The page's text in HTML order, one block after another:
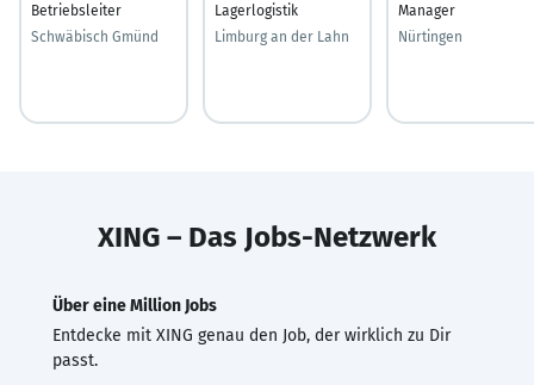
Betriebsleiter
Schwäbisch Gmünd
Lagerlogistik
Limburg an der Lahn
Manager
Nürtingen
XING – Das Jobs-Netzwerk
Über eine Million Jobs
Entdecke mit XING genau den Job, der wirklich zu Dir
passt.